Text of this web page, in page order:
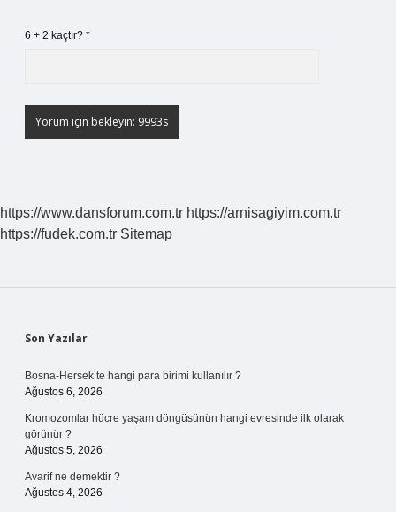
6 + 2 kaçtır? *
https://www.dansforum.com.tr https://arnisagiyim.com.tr
https://fudek.com.tr Sitemap
Sidebar
Son Yazılar
Bosna-Hersek’te hangi para birimi kullanılır ?
Ağustos 6, 2026
Kromozomlar hücre yaşam döngüsünün hangi evresinde ilk olarak
görünür ?
Ağustos 5, 2026
Avarif ne demektir ?
Ağustos 4, 2026